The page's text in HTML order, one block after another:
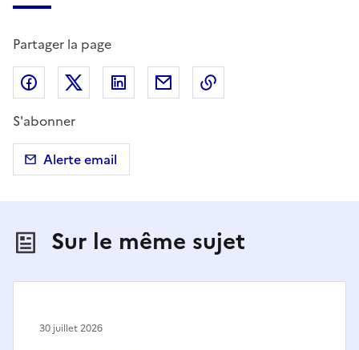
Partager la page
Partager sur Facebook
Partager sur X (anciennement Twitter)
Partager sur LinkedIn
Partager par email
S'abonner
Alerte email
Sur le même sujet
30 juillet 2026